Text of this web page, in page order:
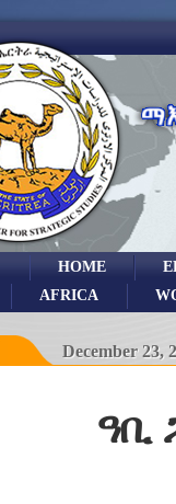
HOME
AFRICA
December 23,
ዓቢ